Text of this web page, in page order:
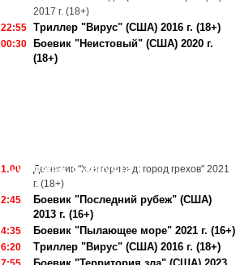
2017 г. (18+)
22:55 Триллер "Вирус" (США) 2016 г. (18+)
00:30
Боевик "Неистовый" (США) 2020 г.
(18+)
Суббота, 8 августа
1:00
Детектив "Хинтерленд: город грехов" 2021
г. (18+)
2:45
Боевик "Последний рубеж" (США)
2013 г. (16+)
4:35 Боевик "Пылающее море" 2021 г. (16+)
6:20 Триллер "Вирус" (США) 2016 г. (18+)